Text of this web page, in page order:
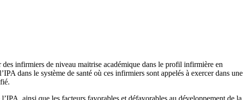
infirmiers de niveau maitrise académique dans le profil infirmière en
dans le système de santé où ces infirmiers sont appelés à exercer dans une